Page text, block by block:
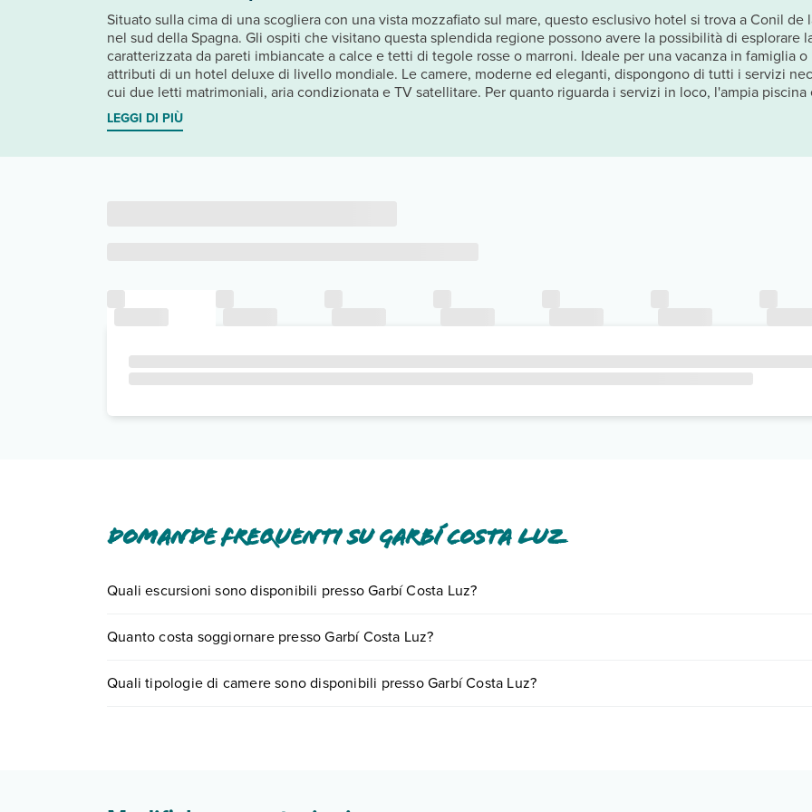
Situato sulla cima di una scogliera con una vista mozzafiato sul mare, questo esclusivo hotel si trova a Conil
nel sud della Spagna. Gli ospiti che visitano questa splendida regione possono avere la possibilità di esplorare
caratterizzata da pareti imbiancate a calce e tetti di tegole rosse o marroni. Ideale per una vacanza in famiglia
attributi di un hotel deluxe di livello mondiale. Le camere, moderne ed eleganti, dispongono di tutti i servizi
cui due letti matrimoniali, aria condizionata e TV satellitare. Per quanto riguarda i servizi in loco, l'ampia piscina
LEGGI DI PIÙ
Domande frequenti su Garbí Costa Luz
Quali escursioni sono disponibili presso Garbí Costa Luz?
0721.17231 oprenotando un appuntamento.
Quanto costa soggiornare presso Garbí Costa Luz?
quando partire.
Quali tipologie di camere sono disponibili presso Garbí Costa Luz?